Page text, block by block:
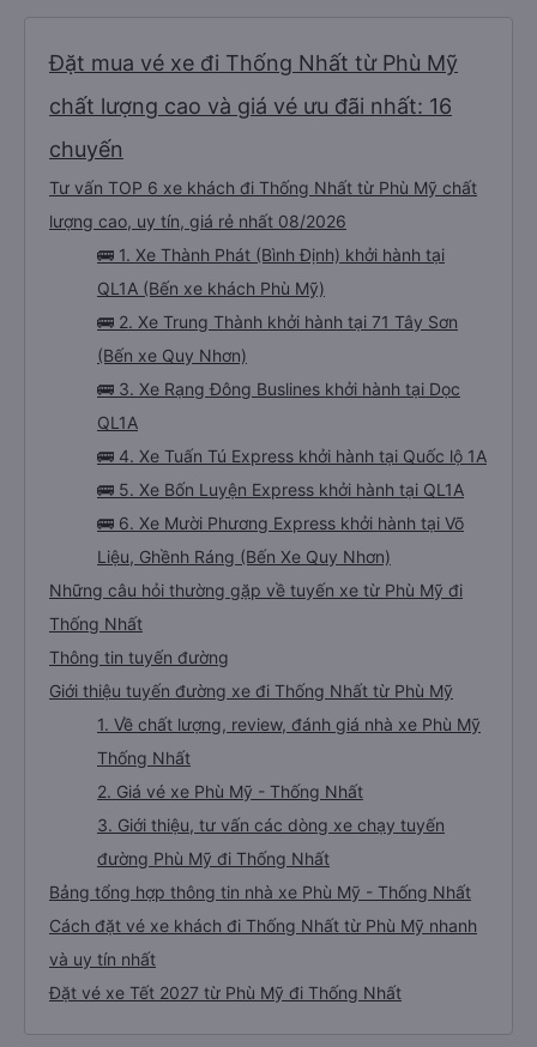
Đặt mua vé xe đi Thống Nhất từ Phù Mỹ
chất lượng cao và giá vé ưu đãi nhất: 16
chuyến
Tư vấn TOP 6 xe khách đi Thống Nhất từ Phù Mỹ chất
lượng cao, uy tín, giá rẻ nhất 08/2026
🚌 1. Xe Thành Phát (Bình Định) khởi hành tại
QL1A (Bến xe khách Phù Mỹ)
🚌 2. Xe Trung Thành khởi hành tại 71 Tây Sơn
(Bến xe Quy Nhơn)
🚌 3. Xe Rạng Đông Buslines khởi hành tại Dọc
QL1A
🚌 4. Xe Tuấn Tú Express khởi hành tại Quốc lộ 1A
🚌 5. Xe Bốn Luyện Express khởi hành tại QL1A
🚌 6. Xe Mười Phương Express khởi hành tại Võ
Liệu, Ghềnh Ráng (Bến Xe Quy Nhơn)
Những câu hỏi thường gặp về tuyến xe từ Phù Mỹ đi
Thống Nhất
Thông tin tuyến đường
Giới thiệu tuyến đường xe đi Thống Nhất từ Phù Mỹ
1. Về chất lượng, review, đánh giá nhà xe Phù Mỹ
Thống Nhất
2. Giá vé xe Phù Mỹ - Thống Nhất
3. Giới thiệu, tư vấn các dòng xe chạy tuyến
đường Phù Mỹ đi Thống Nhất
Bảng tổng hợp thông tin nhà xe Phù Mỹ - Thống Nhất
Cách đặt vé xe khách đi Thống Nhất từ Phù Mỹ nhanh
và uy tín nhất
Đặt vé xe Tết 2027 từ Phù Mỹ đi Thống Nhất